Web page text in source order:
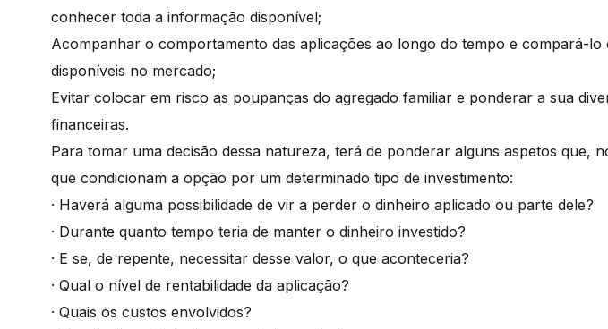
conhecer toda a informação disponível;
Acompanhar o comportamento das aplicações ao longo do tempo e compará-lo
disponíveis no mercado;
Evitar colocar em risco as poupanças do agregado familiar e ponderar a sua
financeiras.
Para tomar uma decisão dessa natureza, terá de ponderar alguns aspetos que,
que condicionam a opção por um determinado tipo de investimento:
· Haverá alguma possibilidade de vir a perder o dinheiro aplicado ou parte dele?
· Durante quanto tempo teria de manter o dinheiro investido?
· E se, de repente, necessitar desse valor, o que aconteceria?
· Qual o nível de rentabilidade da aplicação?
· Quais os custos envolvidos?